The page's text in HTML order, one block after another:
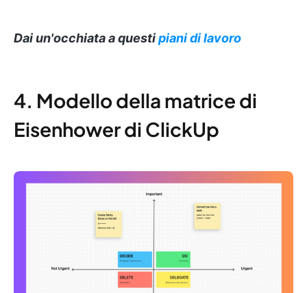
Dai un'occhiata a questipiani di lavoro
4. Modello della matrice di
Eisenhower di ClickUp